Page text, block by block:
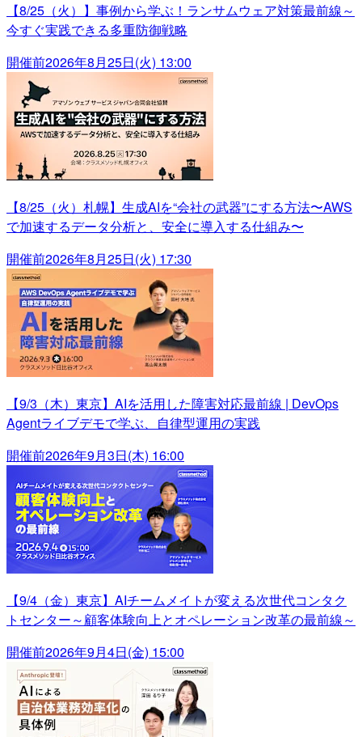
【8/25（火）】事例から学ぶ！ランサムウェア対策最前線～
今すぐ実践できる多重防御戦略
開催前2026年8月25日(火) 13:00
【8/25（火）札幌】生成AIを“会社の武器”にする方法〜AWS
で加速するデータ分析と、安全に導入する仕組み〜
開催前2026年8月25日(火) 17:30
【9/3（木）東京】AIを活用した障害対応最前線 | DevOps
Agentライブデモで学ぶ、自律型運用の実践
開催前2026年9月3日(木) 16:00
【9/4（金）東京】AIチームメイトが変える次世代コンタク
トセンター～顧客体験向上とオペレーション改革の最前線～
開催前2026年9月4日(金) 15:00